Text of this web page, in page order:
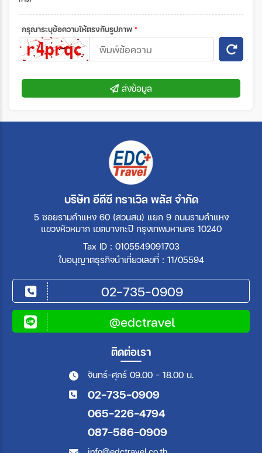
กรุณาระบุข้อความให้ตรงกับรูปภาพ *
ส่งข้อมูล
บริษัท อีดีซี ทราเวิล พลัส จำกัด
5 ซอยรามคำแหง 60 (สวนสน) แยก 9 ถนนรามคำแหง
แขวงหัวหมาก เขตบางกะปิ กรุงเทพมหานคร 10240
Tax ID : 0105549091703
ใบอนุญาตธุรกิจนำเที่ยวเลขที่ : 11/05594
02-735-0909
@edctravel
ติดต่อเรา
จันทร์-ศุกร์ 09.00 - 18.00 น.
02-735-0909
065-226-4794
087-586-0909